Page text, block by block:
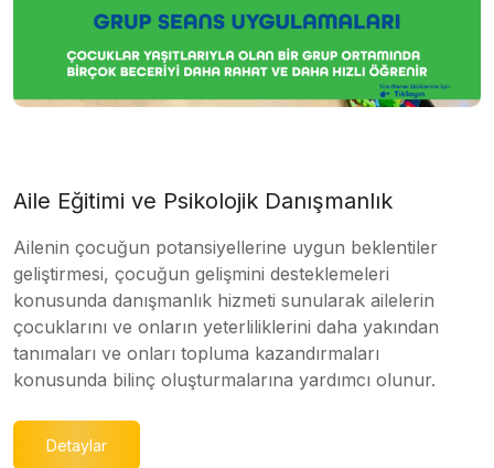
Aile Eğitimi ve Psikolojik Danışmanlık
Ailenin çocuğun potansiyellerine uygun beklentiler
geliştirmesi, çocuğun gelişmini desteklemeleri
konusunda danışmanlık hizmeti sunularak ailelerin
çocuklarını ve onların yeterliliklerini daha yakından
tanımaları ve onları topluma kazandırmaları
konusunda bilinç oluşturmalarına yardımcı olunur.
Detaylar